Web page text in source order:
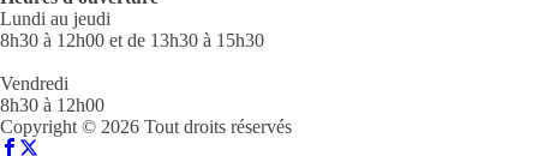
Lundi au jeudi
8h30 à 12h00 et de 13h30 à 15h30
Vendredi
8h30 à 12h00
Copyright © 2026 Tout droits réservés